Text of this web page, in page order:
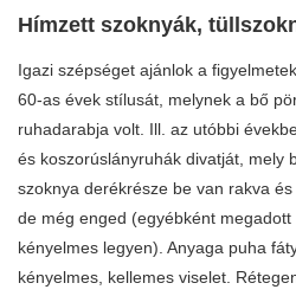
Hímzett szoknyák,
Igazi szépséget ajánlok a
60-as évek stílusát, melynek a bő
ruhadarabja volt. Ill. az utóbbi
és koszorúslányruhák divatját, mely
szoknya derékrésze be van rakva
de még enged (egyébként
kényelmes legyen). Anyaga puha
kényelmes, kellemes viselet.